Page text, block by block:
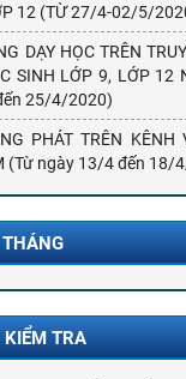
12 (TỪ 27/4-02/5/
DẠY HỌC TRÊN
SINH LỚP 9, LỚP 12
25/4/2020)
PHÁT TRÊN KÊNH
(Từ ngày 13/4 đến 18/
TRA